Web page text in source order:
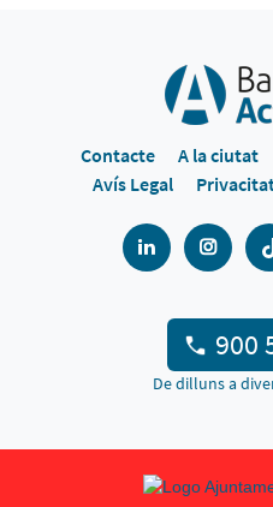
Contacte A la ciutat
Avís Legal
900
De dilluns a